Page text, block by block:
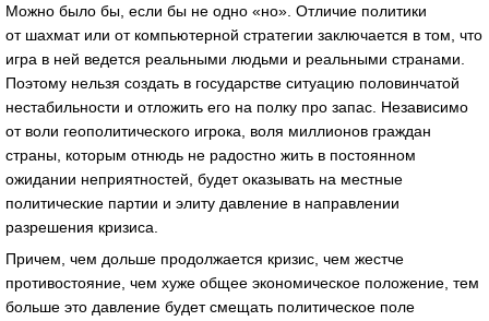
Можно было бы, если бы не одно «но». Отличие политики
от шахмат или от компьютерной стратегии заключается в том, что
игра в ней ведется реальными людьми и реальными странами.
Поэтому нельзя создать в государстве ситуацию половинчатой
нестабильности и отложить его на полку про запас. Независимо
от воли геополитического игрока, воля миллионов граждан
страны, которым отнюдь не радостно жить в постоянном
ожидании неприятностей, будет оказывать на местные
политические партии и элиту давление в направлении
разрешения кризиса.
Причем, чем дольше продолжается кризис, чем жестче
противостояние, чем хуже общее экономическое положение, тем
больше это давление будет смещать политическое поле